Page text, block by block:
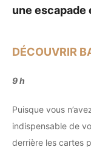
une escapade
DÉCOUVRIR
9 h
Puisque vous
indispensable de
derrière les cartes